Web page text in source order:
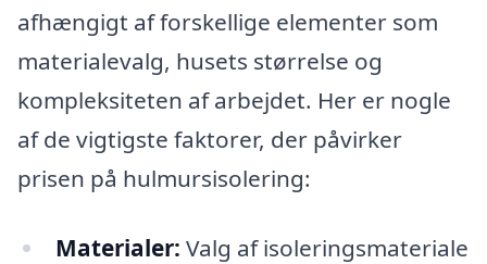
afhængigt af forskellige elementer som
materialevalg, husets størrelse og
kompleksiteten af arbejdet. Her er nogle
af de vigtigste faktorer, der påvirker
prisen på hulmursisolering:
Materialer: Valg af isoleringsmateriale